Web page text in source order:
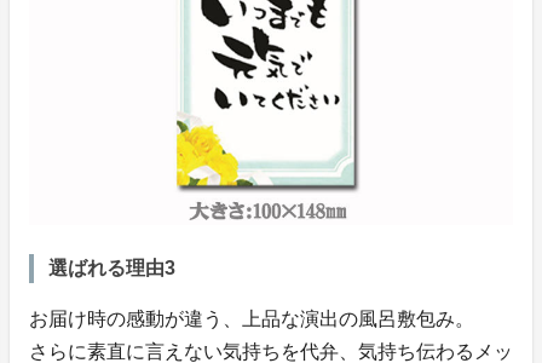
選ばれる理由3
お届け時の感動が違う、上品な演出の風呂敷包み。
さらに素直に言えない気持ちを代弁、気持ち伝わるメッ